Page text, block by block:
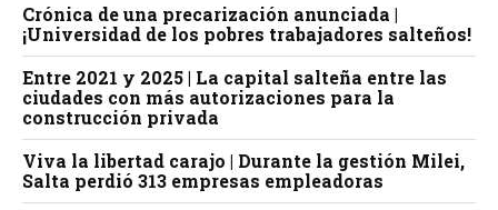
Crónica de una precarización anunciada |
¡Universidad de los pobres trabajadores salteños!
Entre 2021 y 2025 | La capital salteña entre las
ciudades con más autorizaciones para la
construcción privada
Viva la libertad carajo | Durante la gestión Milei,
Salta perdió 313 empresas empleadoras